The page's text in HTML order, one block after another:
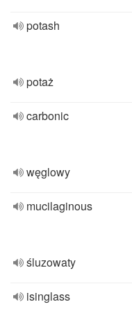
potash
potaż
carbonic
węglowy
mucilaginous
śluzowaty
isinglass